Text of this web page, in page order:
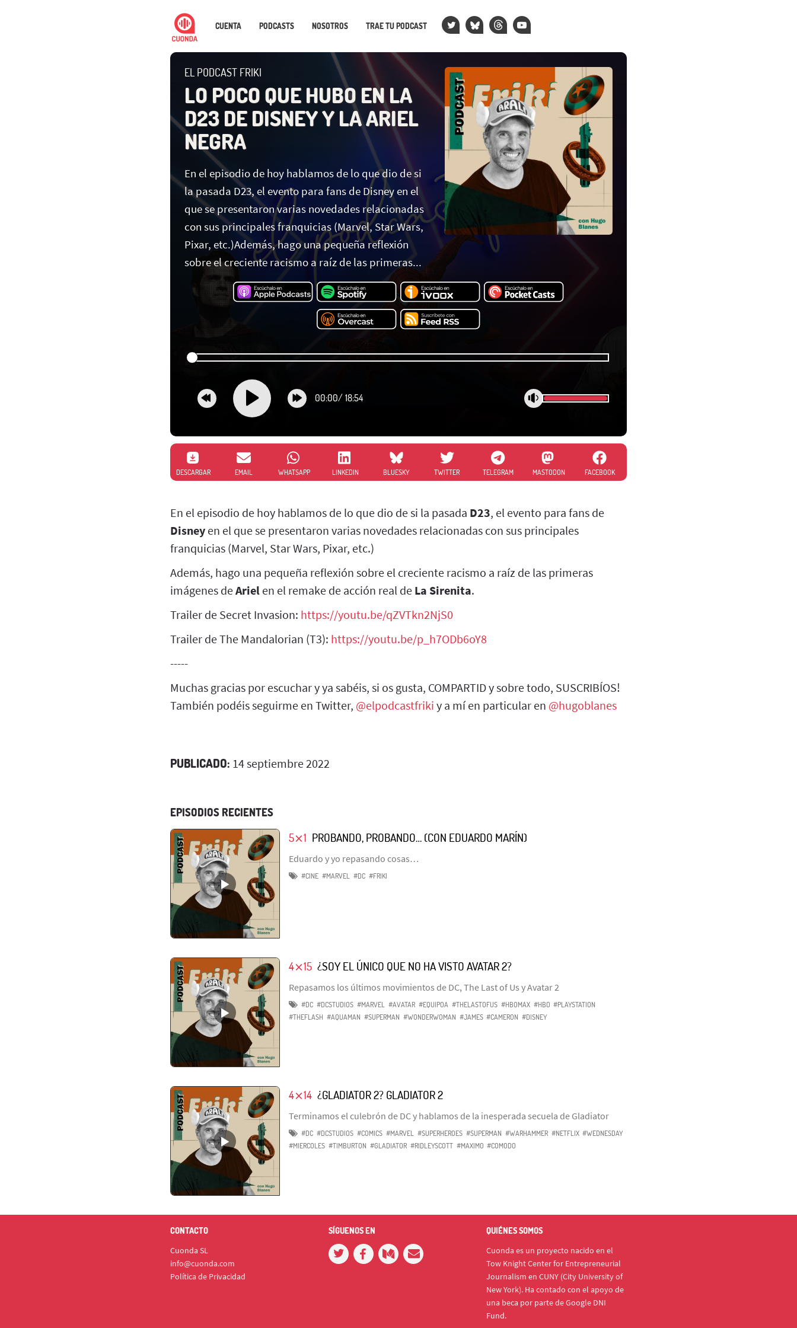
CUENTA PODCASTS NOSOTROS TRAE TU PODCAST
EL PODCAST FRIKI
LO POCO QUE HUBO EN LA
D23 DE DISNEY Y LA ARIEL
NEGRA
En el episodio de hoy hablamos de lo que dio de si
la pasada D23, el evento para fans de Disney en el
que se presentaron varias novedades relacionadas
con sus principales franquicias (Marvel, Star Wars,
Pixar, etc.)Además, hago una pequeña reflexión
sobre el creciente racismo a raíz de las primeras...
00:00/ 18:54
DESCARGAR EMAIL WHATSAPP LINKEDIN BLUESKY TWITTER TELEGRAM MASTODON FACEBOOK
En el episodio de hoy hablamos de lo que dio de si la pasada D23, el evento para fans de
Disney en el que se presentaron varias novedades relacionadas con sus principales
franquicias (Marvel, Star Wars, Pixar, etc.)
Además, hago una pequeña reflexión sobre el creciente racismo a raíz de las primeras
imágenes deAriel en el remake de acción real de La Sirenita.
Trailer de Secret Invasion: https://youtu.be/qZVTkn2NjS0
Trailer de The Mandalorian (T3): https://youtu.be/p_h7ODb6oY8
-----
Muchas gracias por escuchar y ya sabéis, si os gusta, COMPARTID y sobre todo, SUSCRIBÍOS!
También podéis seguirme en Twitter, @elpodcastfriki y a mí en particular en @hugoblanes
PUBLICADO: 14 septiembre 2022
EPISODIOS RECIENTES
5⨯1 PROBANDO, PROBANDO… (CON EDUARDO MARÍN)
Eduardo y yo repasando cosas…
#CINE #MARVEL #DC #FRIKI
4⨯15 ¿SOY EL ÚNICO QUE NO HA VISTO AVATAR 2?
Repasamos los últimos movimientos de DC, The Last of Us y Avatar 2
#DC #DCSTUDIOS #MARVEL #AVATAR #EQUIPOA #THELASTOFUS #HBOMAX #HBO #PLAYSTATION
#THEFLASH #AQUAMAN #SUPERMAN #WONDERWOMAN #JAMES #CAMERON #DISNEY
4⨯14 ¿GLADIATOR 2? GLADIATOR 2
Terminamos el culebrón de DC y hablamos de la inesperada secuela de Gladiator
#DC #DCSTUDIOS #COMICS #MARVEL #SUPERHEROES #SUPERMAN #WARHAMMER #NETFLIX #WEDNESDAY
#MIERCOLES #TIMBURTON #GLADIATOR #RIDLEYSCOTT #MAXIMO #COMODO
CONTACTO
Cuonda SL
info@cuonda.com
Política de Privacidad
SÍGUENOS EN QUIÉNES SOMOS
Cuonda es un proyecto nacido en el
Tow Knight Center for Entrepreneurial
Journalism en CUNY (City University of
New York). Ha contado con el apoyo de
una beca por parte de Google DNI
Fund.